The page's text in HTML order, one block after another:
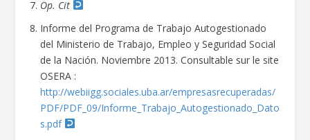
Op. Cit
Informe del Programa de Trabajo Autogestionado
del Ministerio de Trabajo, Empleo y Seguridad Social
de la Nación. Noviembre 2013. Consultable sur le site
OSERA :
http://webiigg.sociales.uba.ar/empresasrecuperadas/
PDF/PDF_09/Informe_Trabajo_Autogestionado_Dato
s.pdf